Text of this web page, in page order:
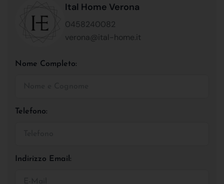
Ital Home Verona
0458240082
verona@ital-home.it
Nome Completo:
Telefono:
Indirizzo Email: